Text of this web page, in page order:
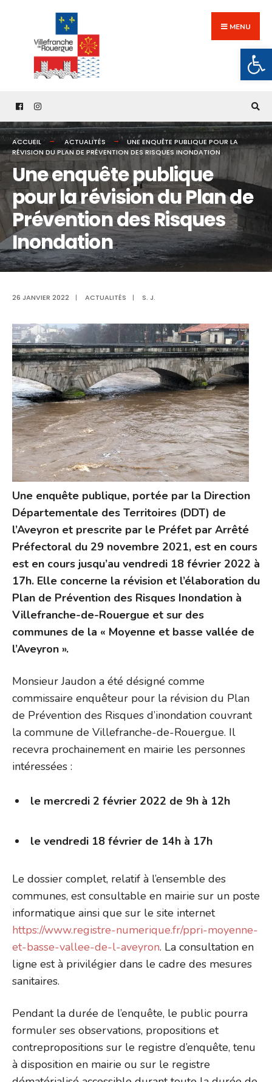
content
MENU
ACCUEIL ACTUALITÉS
UNE ENQUÊTE PUBLIQUE POUR LA
RÉVISION DU PLAN DE PRÉVENTION DES RISQUES INONDATION
Une enquête publique
pour la révision du Plan de
Prévention des Risques
Inondation
26 JANVIER 2022 | ACTUALITÉS | S. J.
Une enquête publique, portée par la Direction
Départementale des Territoires (DDT) de
l’Aveyron et prescrite par le Préfet par Arrêté
Préfectoral du 29 novembre 2021, est en cours
est en cours jusqu’au vendredi 18 février 2022 à
17h. Elle concerne la révision et l’élaboration du
Plan de Prévention des Risques Inondation à
Villefranche-de-Rouergue et sur des
communes de la « Moyenne et basse vallée de
l’Aveyron ».
Monsieur Jaudon a été désigné comme
commissaire enquêteur pour la révision du Plan
de Prévention des Risques d’inondation couvrant
la commune de Villefranche-de-Rouergue. Il
recevra prochainement en mairie les personnes
intéressées :
le mercredi 2 février 2022 de 9h à 12h
le vendredi 18 février de 14h à 17h
Le dossier complet, relatif à l’ensemble des
communes, est consultable en mairie sur un poste
informatique ainsi que sur le site internet
https://www.registre-numerique.fr/ppri-moyenne-
et-basse-vallee-de-l-aveyron. La consultation en
ligne est à privilégier dans le cadre des mesures
sanitaires.
Pendant la durée de l’enquête, le public pourra
formuler ses observations, propositions et
contrepropositions sur le registre d’enquête, tenu
à disposition en mairie ou sur le registre